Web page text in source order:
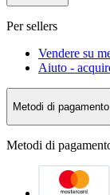
Per sellers
Vendere su
Aiuto -
Metodi di pagamento
Metodi di